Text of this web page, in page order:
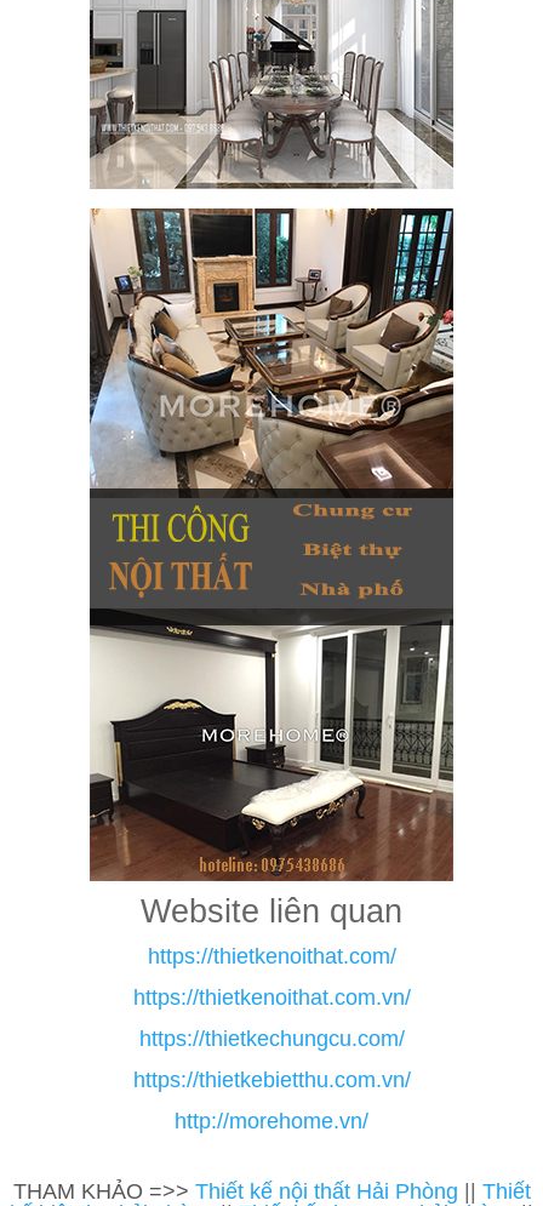
Website liên quan
https://thietkenoithat.com/
https://thietkenoithat.com.vn/
https://thietkechungcu.com/
https://thietkebietthu.com.vn/
http://morehome.vn/
THAM KHẢO =>> Thiết kế nội thất Hải Phòng || Thiết